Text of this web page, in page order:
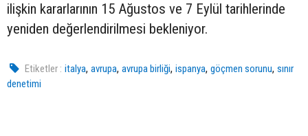
ilişkin kararlarının 15 Ağustos ve 7 Eylül tarihlerinde
yeniden değerlendirilmesi bekleniyor.
Etiketler : italya,avrupa,avrupa birliği,ispanya,göçmen sorunu,sınır
denetimi